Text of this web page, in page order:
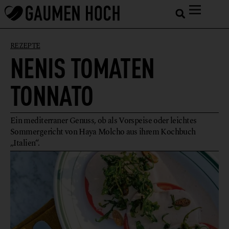
REZEPTE
NENIS TOMATEN
TONNATO
Ein mediterraner Genuss, ob als Vorspeise oder leichtes
Sommergericht von Haya Molcho aus ihrem Kochbuch
„Italien“.